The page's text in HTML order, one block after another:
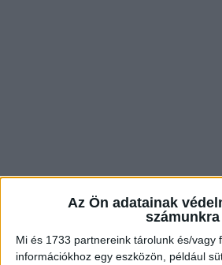
Az Ön adatainak
számunkra
Mi és 1733 partnereink tárolunk és/vagy
információkhoz egy eszközön, például